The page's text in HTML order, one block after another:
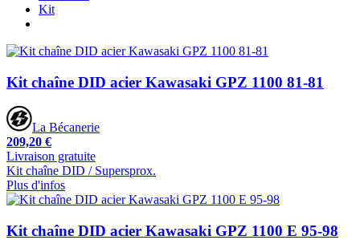
Kit
Kit chaîne DID acier Kawasaki GPZ 1100 81-81
La Bécanerie
209,20 €
Livraison gratuite
Kit chaîne DID / Supersprox.
Plus d'infos
Kit chaîne DID acier Kawasaki GPZ 1100 E 95-98